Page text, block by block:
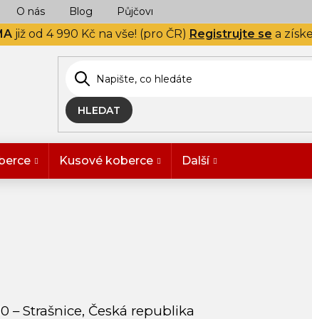
již od 4 990 Kč na vše! (pro ČR) Registrujte se a
O nás Blog Půjčovna
HLEDAT
Kusové koberce Další
– Strašnice, Česká republika